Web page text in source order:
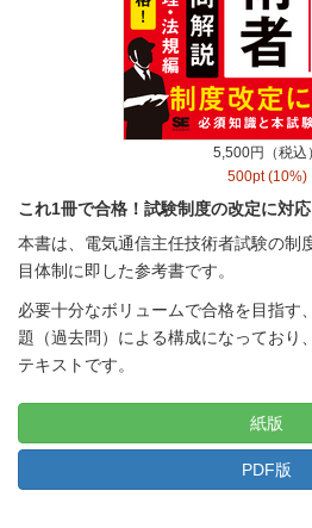
5,500円（税込）
500pt (10%)
これ1冊で合格！試験制度の改定に対
本書は、電気通信主任技術者試験の制
目体制に即した参考書です。
必要十分なボリュームで合格を目指す
題（過去問）による構成になっており
テキストです。
紙版
PDF版